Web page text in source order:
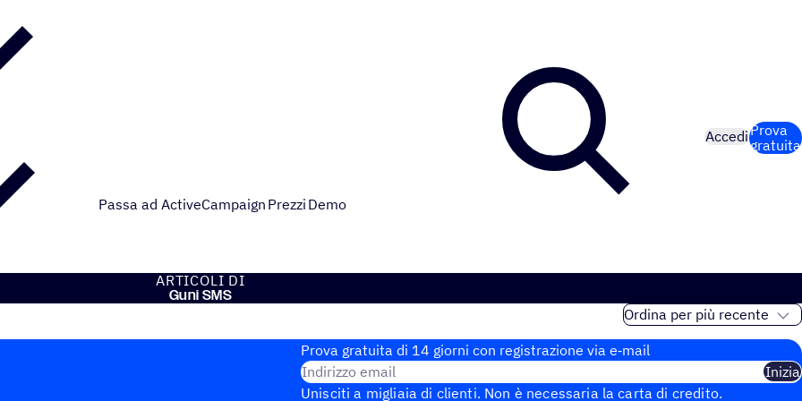
Passa ad ActiveCampaign Prezzi Demo
AccediProva
gratuita
ARTI­COLI DI
Guni SMS
Prova gratuita di 14 giorni con regi­stra­zione via e‑mail
Indirizzo email
Inizia
Unisciti a migliaia di clienti. Non è necessaria la carta di credito.